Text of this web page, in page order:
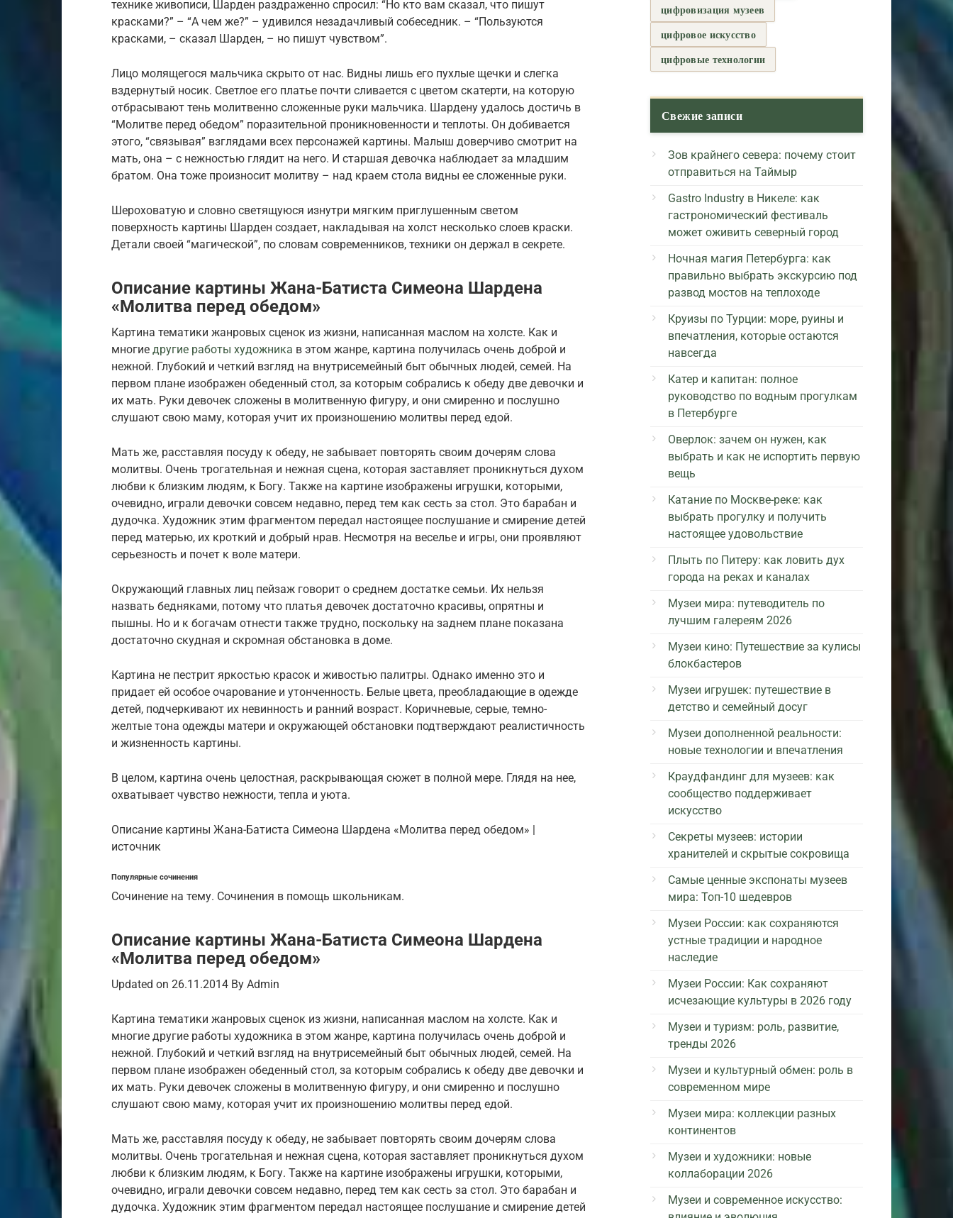
технике живописи, Шарден раздраженно спросил: “Но кто вам сказал, что пишут
красками?” – “А чем же?” – удивился незадачливый собеседник. – “Пользуются
красками, – сказал Шарден, – но пишут чувством”.
Лицо молящегося мальчика скрыто от нас. Видны лишь его пухлые щечки и слегка
вздернутый носик. Светлое его платье почти сливается с цветом скатерти, на которую
отбрасывают тень молитвенно сложенные руки мальчика. Шардену удалось достичь в
“Молитве перед обедом” поразительной проникновенности и теплоты. Он добивается
этого, “связывая” взглядами всех персонажей картины. Малыш доверчиво смотрит на
мать, она – с нежностью глядит на него. И старшая девочка наблюдает за младшим
братом. Она тоже произносит молитву – над краем стола видны ее сложенные руки.
Шероховатую и словно светящуюся изнутри мягким приглушенным светом
поверхность картины Шарден создает, накладывая на холст несколько слоев краски.
Детали своей “магической”, по словам современников, техники он держал в секрете.
Описание картины Жана-Батиста Симеона Шардена
«Молитва перед обедом»
Картина тематики жанровых сценок из жизни, написанная маслом на холсте. Как и
многие другие работы художника в этом жанре, картина получилась очень доброй и
нежной. Глубокий и четкий взгляд на внутрисемейный быт обычных людей, семей. На
первом плане изображен обеденный стол, за которым собрались к обеду две девочки и
их мать. Руки девочек сложены в молитвенную фигуру, и они смиренно и послушно
слушают свою маму, которая учит их произношению молитвы перед едой.
Мать же, расставляя посуду к обеду, не забывает повторять своим дочерям слова
молитвы. Очень трогательная и нежная сцена, которая заставляет проникнуться духом
любви к близким людям, к Богу. Также на картине изображены игрушки, которыми,
очевидно, играли девочки совсем недавно, перед тем как сесть за стол. Это барабан и
дудочка. Художник этим фрагментом передал настоящее послушание и смирение детей
перед матерью, их кроткий и добрый нрав. Несмотря на веселье и игры, они проявляют
серьезность и почет к воле матери.
Окружающий главных лиц пейзаж говорит о среднем достатке семьи. Их нельзя
назвать бедняками, потому что платья девочек достаточно красивы, опрятны и
пышны. Но и к богачам отнести также трудно, поскольку на заднем плане показана
достаточно скудная и скромная обстановка в доме.
Картина не пестрит яркостью красок и живостью палитры. Однако именно это и
придает ей особое очарование и утонченность. Белые цвета, преобладающие в одежде
детей, подчеркивают их невинность и ранний возраст. Коричневые, серые, темно-
желтые тона одежды матери и окружающей обстановки подтверждают реалистичность
и жизненность картины.
В целом, картина очень целостная, раскрывающая сюжет в полной мере. Глядя на нее,
охватывает чувство нежности, тепла и уюта.
Описание картины Жана-Батиста Симеона Шардена «Молитва перед обедом» |
источник
Популярные сочинения
Сочинение на тему. Сочинения в помощь школьникам.
Описание картины Жана-Батиста Симеона Шардена
«Молитва перед обедом»
Updated on 26.11.2014 By Admin
Картина тематики жанровых сценок из жизни, написанная маслом на холсте. Как и
многие другие работы художника в этом жанре, картина получилась очень доброй и
нежной. Глубокий и четкий взгляд на внутрисемейный быт обычных людей, семей. На
первом плане изображен обеденный стол, за которым собрались к обеду две девочки и
их мать. Руки девочек сложены в молитвенную фигуру, и они смиренно и послушно
слушают свою маму, которая учит их произношению молитвы перед едой.
Мать же, расставляя посуду к обеду, не забывает повторять своим дочерям слова
молитвы. Очень трогательная и нежная сцена, которая заставляет проникнуться духом
любви к близким людям, к Богу. Также на картине изображены игрушки, которыми,
очевидно, играли девочки совсем недавно, перед тем как сесть за стол. Это барабан и
дудочка. Художник этим фрагментом передал настоящее послушание и смирение детей
цифровизация музеев
цифровое искусство
цифровые технологии
Свежие записи
Зов крайнего севера: почему стоит
отправиться на Таймыр
Gastro Industry в Никеле: как
гастрономический фестиваль
может оживить северный город
Ночная магия Петербурга: как
правильно выбрать экскурсию под
развод мостов на теплоходе
Круизы по Турции: море, руины и
впечатления, которые остаются
навсегда
Катер и капитан: полное
руководство по водным прогулкам
в Петербурге
Оверлок: зачем он нужен, как
выбрать и как не испортить первую
вещь
Катание по Москве-реке: как
выбрать прогулку и получить
настоящее удовольствие
Плыть по Питеру: как ловить дух
города на реках и каналах
Музеи мира: путеводитель по
лучшим галереям 2026
Музеи кино: Путешествие за кулисы
блокбастеров
Музеи игрушек: путешествие в
детство и семейный досуг
Музеи дополненной реальности:
новые технологии и впечатления
Краудфандинг для музеев: как
сообщество поддерживает
искусство
Секреты музеев: истории
хранителей и скрытые сокровища
Самые ценные экспонаты музеев
мира: Топ-10 шедевров
Музеи России: как сохраняются
устные традиции и народное
наследие
Музеи России: Как сохраняют
исчезающие культуры в 2026 году
Музеи и туризм: роль, развитие,
тренды 2026
Музеи и культурный обмен: роль в
современном мире
Музеи мира: коллекции разных
континентов
Музеи и художники: новые
коллаборации 2026
Музеи и современное искусство: